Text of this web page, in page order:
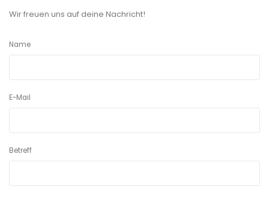
Wir freuen uns auf deine Nachricht!
Name
E-Mail
Betreff